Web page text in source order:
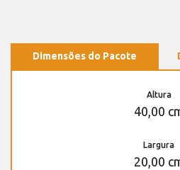
Dimensões do Pacote
Altura
40,00
Largura
20,00